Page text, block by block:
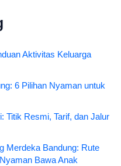
Aktivitas Keluarga
6 Pilihan Nyaman untuk
Titik Resmi, Tarif, dan Jalur
Merdeka Bandung: Rute
Bawa Anak